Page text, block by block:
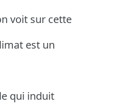
voit sur cette
est un
qui induit